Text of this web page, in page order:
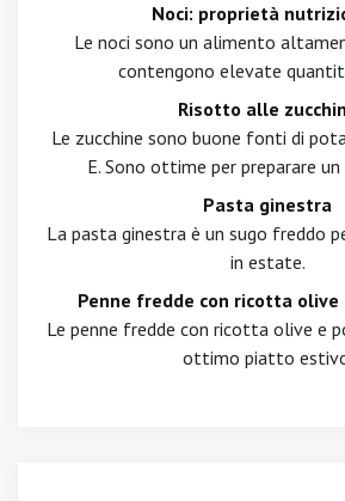
Noci: proprietà
Le noci sono un alimento
contengono elevate
Risotto alle
Le zucchine sono buone fonti di
E. Sono ottime per preparare
Pasta ginestra
La pasta ginestra è un sugo freddo
in estate.
Penne fredde con ricotta olive
Le penne fredde con ricotta olive e
ottimo piatto